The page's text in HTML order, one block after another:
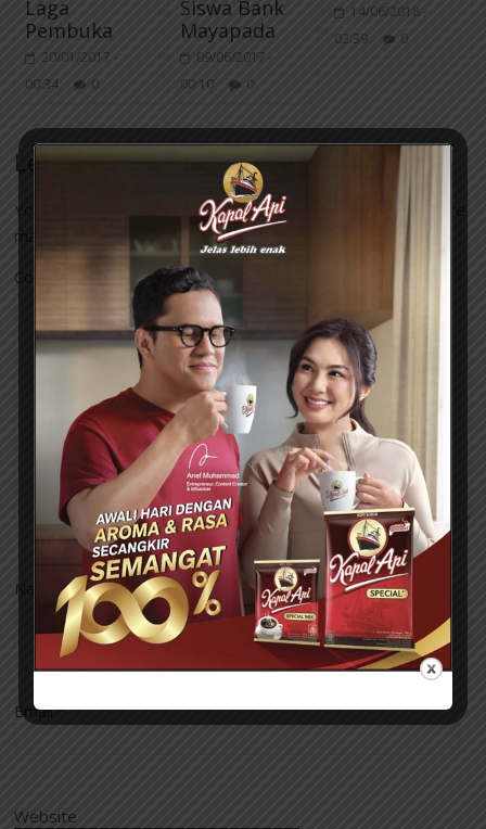
Laga
Pembuka
20/01/2017 -
00:34
0
Siswa Bank
Mayapada
09/06/2017 -
00:10
0
14/06/2018 -
02:39
0
Leave a Reply
Your email address will not be published.
Required fields are
marked
Comment*
Name*
Email*
Website